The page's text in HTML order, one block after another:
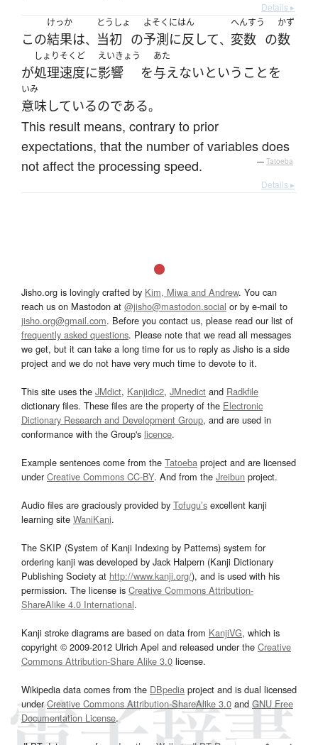
Details ▸
この
けっか
結果は、
とうしょ
当初 の
よそく
予測
にはん
に反して、
へんすう
変数 の
かず
数
が
しょり
処理
そくど
速度に
えいきょう
影響 を
あた
与えないという ことを
いみ
意味しているのである。
This result means, contrary to prior
expectations, that the number of variables does
not affect the processing speed.
— Tatoeba
Details ▸
Jisho.org is lovingly crafted by Kim, Miwa and Andrew. You can
reach us on Mastodon at @jisho@mastodon.social or by e-mail to
jisho.org@gmail.com. Before you contact us, please read our list of
frequently asked questions. Please note that we read all messages
we get, but it can take a long time for us to reply as Jisho is a side
project and we do not have very much time to devote to it.
This site uses the JMdict, Kanjidic2, JMnedict and Radkfile
dictionary files. These files are the property of the Electronic
Dictionary Research and Development Group, and are used in
conformance with the Group's licence.
Example sentences come from the Tatoeba project and are licensed
underCreative Commons CC-BY. And from the Jreibun project.
Audio files are graciously provided by Tofugu’s excellent kanji
learning site WaniKani.
The SKIP (System of Kanji Indexing by Patterns) system for
ordering kanji was developed by Jack Halpern (Kanji Dictionary
Publishing Society at http://www.kanji.org/), and is used with his
permission. The license is Creative Commons Attribution-
ShareAlike 4.0 International.
Kanji stroke diagrams are based on data from KanjiVG, which is
copyright © 2009-2012 Ulrich Apel and released under the Creative
Commons Attribution-Share Alike 3.0 license.
Wikipedia data comes from the DBpedia project and is dual licensed
underCreative Commons Attribution-ShareAlike 3.0and GNU Free
Documentation License.